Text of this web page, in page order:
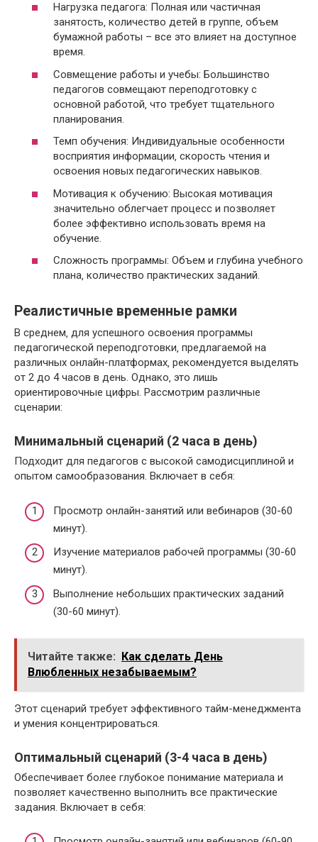
Нагрузка педагога: Полная или частичная
занятость‚ количество детей в группе‚ объем
бумажной работы – все это влияет на доступное
время.
Совмещение работы и учебы: Большинство
педагогов совмещают переподготовку с
основной работой‚ что требует тщательного
планирования.
Темп обучения: Индивидуальные особенности
восприятия информации‚ скорость чтения и
освоения новых педагогических навыков.
Мотивация к обучению: Высокая мотивация
значительно облегчает процесс и позволяет
более эффективно использовать время на
обучение.
Сложность программы: Объем и глубина учебного
плана‚ количество практических заданий.
Реалистичные временные рамки
В среднем‚ для успешного освоения программы
педагогической переподготовки‚ предлагаемой на
различных онлайн-платформах‚ рекомендуется выделять
от 2 до 4 часов в день. Однако‚ это лишь
ориентировочные цифры. Рассмотрим различные
сценарии:
Минимальный сценарий (2 часа в день)
Подходит для педагогов с высокой самодисциплиной и
опытом самообразования. Включает в себя:
Просмотр онлайн-занятий или вебинаров (30-60
минут).
Изучение материалов рабочей программы (30-60
минут).
Выполнение небольших практических заданий
(30-60 минут).
Читайте также: Как сделать День
Влюбленных незабываемым?
Этот сценарий требует эффективного тайм-менеджмента
и умения концентрироваться.
Оптимальный сценарий (3-4 часа в день)
Обеспечивает более глубокое понимание материала и
позволяет качественно выполнить все практические
задания. Включает в себя: